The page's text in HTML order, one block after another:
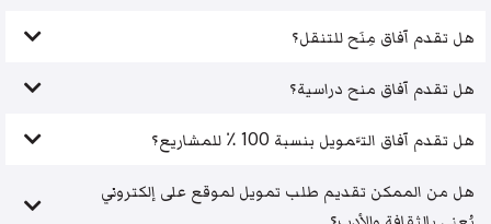
هل تقدم آفاق مِنَح للتنقل؟
هل تقدم آفاق منح دراسية؟
هل تقدم آفاق التَّمويل بنسبة 100 ٪ للمشاريع؟
هل من الممكن تقديم طلب تمويل لموقع على إلكتروني